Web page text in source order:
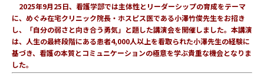
2025年9月25日、看護学部では主体性とリーダーシップの育成をテーマ
に、めぐみ在宅クリニック院長・ホスピス医である小澤竹俊先生をお招き
し、「自分の弱さと向き合う勇気」と題した講演会を開催しました。本講演
は、人生の最終段階にある患者4,000人以上を看取られた小澤先生の経験に
基づき、看護の本質とコミュニケーションの極意を学ぶ貴重な機会となりま
した。